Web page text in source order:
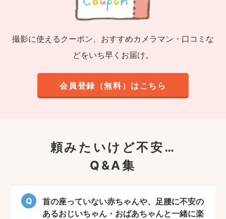
撮影に使えるクーポン、おすすめカメラマン・口コミな
どをいち早くお届け。
会員登録（無料）はこちら
頼みたいけど不安…
Q&A集
首の座っていない赤ちゃんや、足腰に不安の
あるおじいちゃん・おばあちゃんと一緒に楽